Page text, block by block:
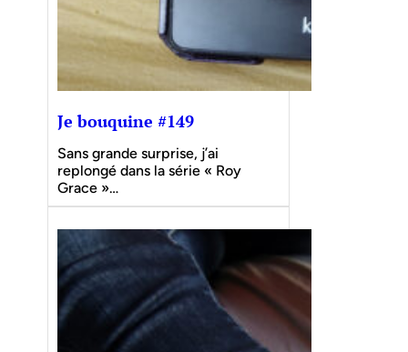
Je bouquine #149
Sans grande surprise, j’ai
replongé dans la série « Roy
Grace »…